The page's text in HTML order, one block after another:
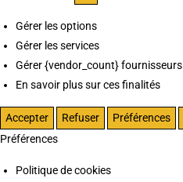
Gérer les options
Gérer les services
Gérer {vendor_count} fournisseurs
En savoir plus sur ces finalités
Accepter Refuser Préférences
Préférences
Politique de cookies